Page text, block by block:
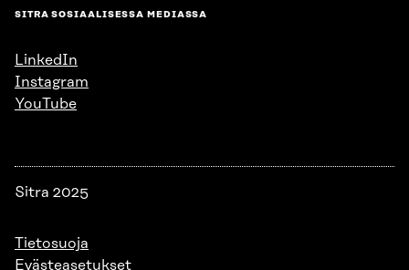
SITRA SOSIAALISESSA MEDIASSA
LinkedIn
Instagram
YouTube
Sitra 2025
Tietosuoja
Evästeasetukset